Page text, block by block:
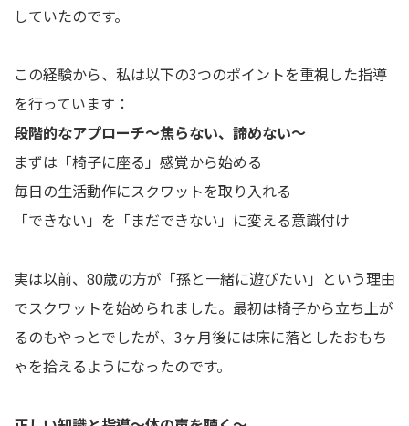
していたのです。
この経験から、私は以下の3つのポイントを重視した指導
を行っています：
段階的なアプローチ～焦らない、諦めない～
まずは「椅子に座る」感覚から始める
毎日の生活動作にスクワットを取り入れる
「できない」を「まだできない」に変える意識付け
実は以前、80歳の方が「孫と一緒に遊びたい」という理由
でスクワットを始められました。最初は椅子から立ち上が
るのもやっとでしたが、3ヶ月後には床に落としたおもち
ゃを拾えるようになったのです。